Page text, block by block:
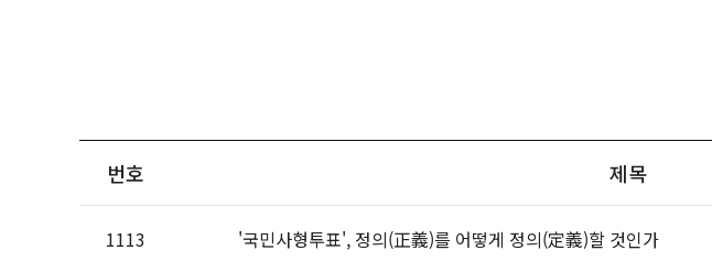
번호 제목
1113 '국민사형투표', 정의(正義)를 어떻게 정의(定義)할 것인가